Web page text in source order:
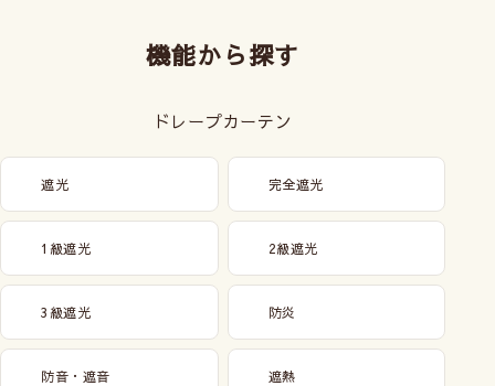
機能から探す
ドレープカーテン
遮光 完全遮光
1級遮光 2級遮光
3級遮光 防炎
防音・遮音 遮熱